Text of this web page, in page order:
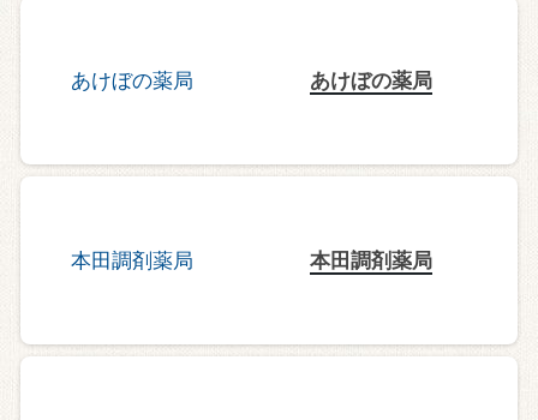
あけぼの薬局
本田調剤薬局